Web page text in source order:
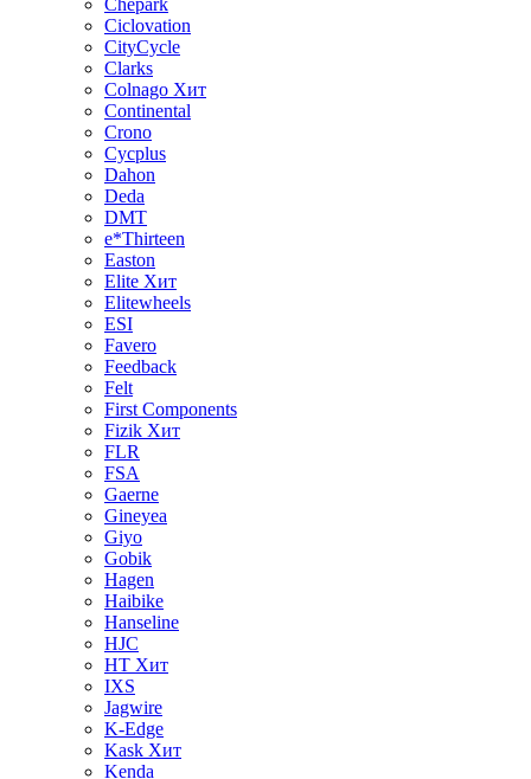
Chepark
Ciclovation
CityCycle
Clarks
Colnago Хит
Continental
Crono
Cycplus
Dahon
Deda
DMT
e*Thirteen
Easton
Elite Хит
Elitewheels
ESI
Favero
Feedback
Felt
First Components
Fizik Хит
FLR
FSA
Gaerne
Gineyea
Giyo
Gobik
Hagen
Haibike
Hanseline
HJC
HT Хит
IXS
Jagwire
K-Edge
Kask Хит
Kenda